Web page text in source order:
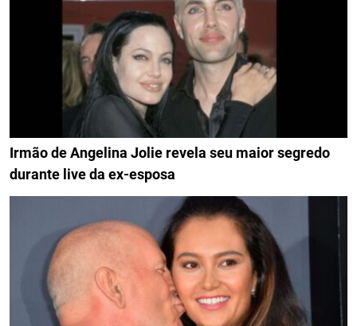
Irmão de Angelina Jolie revela seu maior segredo
durante live da ex-esposa